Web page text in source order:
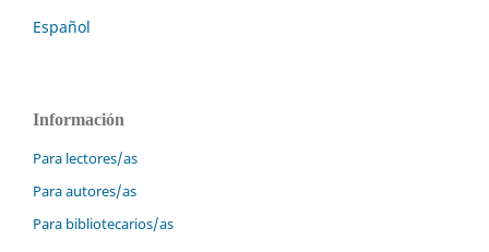
Español
Información
Para lectores/as
Para autores/as
Para bibliotecarios/as